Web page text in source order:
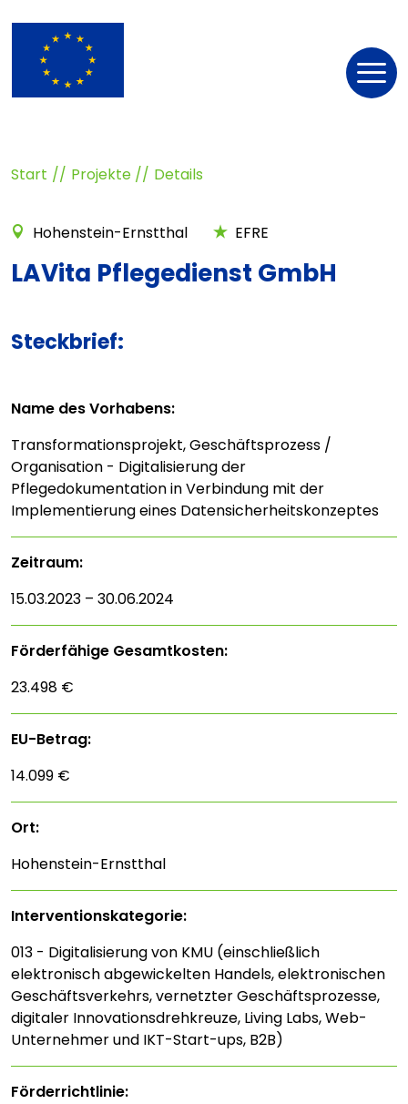
Start Projekte Details
Hohenstein-Ernstthal EFRE
LAVita Pflegedienst GmbH
Steckbrief:
Name des Vorhabens:
Transformationsprojekt, Geschäftsprozess /
Organisation - Digitalisierung der
Pflegedokumentation in Verbindung mit der
Implementierung eines Datensicherheitskonzeptes
Zeitraum:
15.03.2023 – 30.06.2024
Förderfähige Gesamtkosten:
23.498 €
EU-Betrag:
14.099 €
Ort:
Hohenstein-Ernstthal
Interventions­kategorie:
013 - Digitalisierung von KMU (einschließlich
elektronisch abgewickelten Handels, elektronischen
Geschäftsverkehrs, vernetzter Geschäftsprozesse,
digitaler Innovationsdrehkreuze, Living Labs, Web-
Unternehmer und IKT-Start-ups, B2B)
Förderrichtlinie: